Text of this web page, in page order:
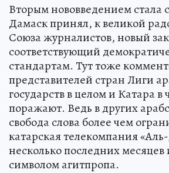
Вторым нововведением стала
Дамаск принял, к великой
Союза журналистов, новый
соответствующий
стандартам. Тут тоже
представителей стран Лиги
государств в целом и Катара в
поражают. Ведь в других
свобода слова более чем
катарская телекомпания
несколько последних месяцев
символом агитпропа.